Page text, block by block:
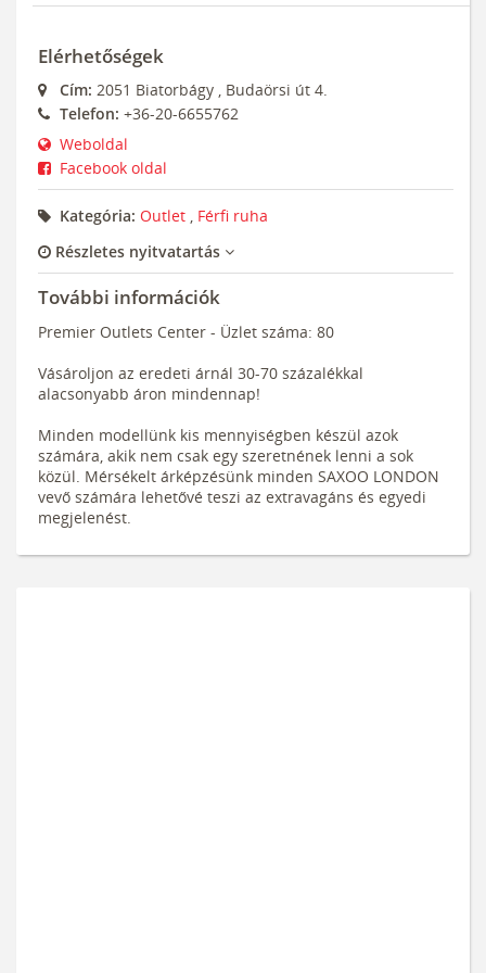
Elérhetőségek
Cím: 2051 Biatorbágy , Budaörsi út 4.
Telefon: +36-20-6655762
Weboldal
Facebook oldal
Kategória: Outlet , Férfi ruha
Részletes nyitvatartás
További információk
Premier Outlets Center - Üzlet száma: 80
Vásároljon az eredeti árnál 30-70 százalékkal
alacsonyabb áron mindennap!
Minden modellünk kis mennyiségben készül azok
számára, akik nem csak egy szeretnének lenni a sok
közül. Mérsékelt árképzésünk minden SAXOO LONDON
vevő számára lehetővé teszi az extravagáns és egyedi
megjelenést.